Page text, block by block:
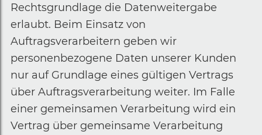
Rechtsgrundlage die Datenweitergabe
erlaubt. Beim Einsatz von
Auftragsverarbeitern geben wir
personenbezogene Daten unserer Kunden
nur auf Grundlage eines gültigen Vertrags
über Auftragsverarbeitung weiter. Im Falle
einer gemeinsamen Verarbeitung wird ein
Vertrag über gemeinsame Verarbeitung